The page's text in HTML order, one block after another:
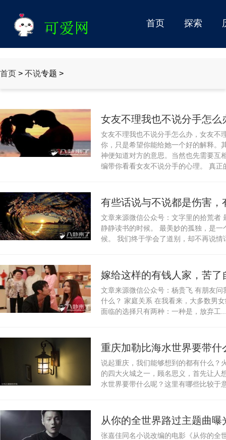
首页 探索
首页 > 不说专题 >
女友不理我也不说分手怎
理
女友不理我也不说分手怎么办，女友不
你，只是希望你能给她一个好的解释。
神便知道对方的意思。当然也先需要互
编带你看看女友不说分手的心理。 真正
有些话说与不说都是伤害
文章来源微信公众号：文字里的拾荒者
静静读书的时候。 最美妙的孤独，是
候。 我们终于学会了道别，却不再说情
嫁给这样的有钱人家，苦
人
文章来源微信公众号：杨贵飞 有朋友
什么？ 家庭关系 在我看来，大多数男
面临的选择只有两种：一种是，放弃工
重庆加勒比海水世界要带
说起重庆，我们能够想到的都有什么？
的四大火城之一，顾名思义，首先让人
水世界要带什么呢？这里有哪些比较于
从你的全世界路过主题曲
张嘉佳同名小说改编的电影《从你的全